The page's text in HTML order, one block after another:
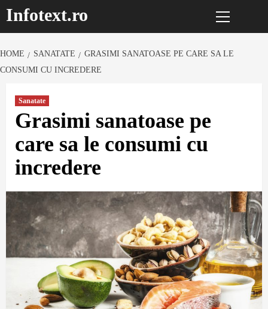
Sari
laInfotext.ro
Menu
HOME SANATATE
GRASIMI SANATOASE PE CARE SA LE
CONSUMI CU INCREDERE
Sanatate
Grasimi sanatoase pe
care sa le consumi cu
incredere